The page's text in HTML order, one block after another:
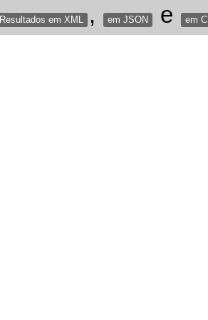
Resultados em XML , em JSON e em